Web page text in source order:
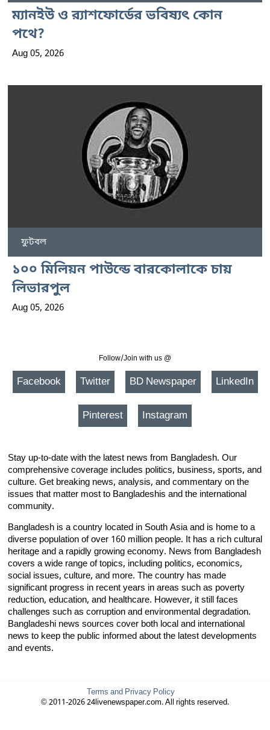
ম্যানইউ ও র‍্যাশফোর্ডের ভবিষ্যৎ কোন
পথে?
Aug 05, 2026
ফুটবল
১০০ মিলিয়ন পাউন্ডে বারকোলাকে চায়
লিভারপুল
Aug 05, 2026
Follow/Join with us @
Facebook Twitter BD Newspaper LinkedIn
Pinterest Instagram
Stay up-to-date with the latest news from Bangladesh. Our
comprehensive coverage includes politics, business, sports, and
culture. Get breaking news, analysis, and commentary on the
issues that matter most to Bangladeshis and the international
community.
Bangladesh is a country located in South Asia and is home to a
diverse population of over 160 million people. It has a rich cultural
heritage and a rapidly growing economy. News from Bangladesh
covers a wide range of topics, including politics, economics,
social issues, culture, and more. The country has made
significant progress in recent years in areas such as poverty
reduction, education, and healthcare. However, it still faces
challenges such as corruption and environmental degradation.
Bangladeshi news sources cover both local and international
news to keep the public informed about the latest developments
and events.
Terms and Privacy Policy
© 2011-2026 24livenewspaper.com. All rights reserved.